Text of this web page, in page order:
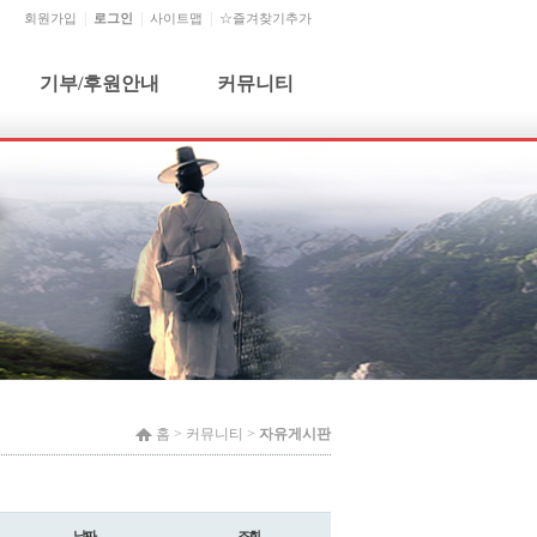
회원가입 로그인 사이트맵 ☆즐겨찾기추가
기부/후원안내
기부금사용내역
커뮤니티
건의사항
월별행사
홈 > 커뮤니티 > 자유게시판